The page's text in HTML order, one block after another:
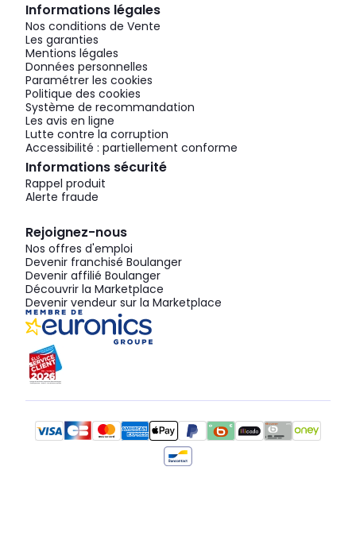
Informations légales
Nos conditions de Vente
Les garanties
Mentions légales
Données personnelles
Paramétrer les cookies
Politique des cookies
Système de recommandation
Les avis en ligne
Lutte contre la corruption
Accessibilité : partiellement conforme
Informations sécurité
Rappel produit
Alerte fraude
Rejoignez-nous
Nos offres d'emploi
Devenir franchisé Boulanger
Devenir affilié Boulanger
Découvrir la Marketplace
Devenir vendeur sur la Marketplace